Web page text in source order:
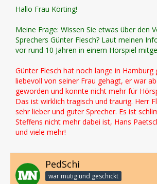
Hallo Frau Körting!
Meine Frage: Wissen Sie etwas über den
Sprechers Günter Flesch? Laut meinen
vor rund 10 Jahren in einem Hörspiel
Günter Flesch hat noch lange in Hamburg
liebevoll von seiner Frau gehagt, er war
geworden und konnte nicht mehr für
Das ist wirklich tragisch und traurig. Herr
sehr lieber und guter Sprecher. Es ist
Steffens nicht mehr dabei ist, Hans
und viele mehr!
PedSchi
war mutig und geschickt